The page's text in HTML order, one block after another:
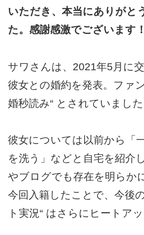
いただき、本当にありがと
た。感謝感激でございます！
サワさんは、2021年5月に
彼女との婚約を発表。ファ
婚秒読み“ とされていました
彼女については以前から「
を洗う」などと自宅を紹介
やブログでも存在を明らか
今回入籍したことで、今後
ト実況“ はさらにヒートア